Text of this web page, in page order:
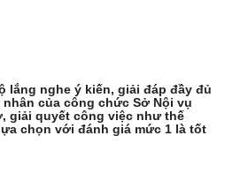
lắng nghe ý kiến, giải đáp đầy đủ
của công chức Sở Nội vụ
giải quyết công việc như thế
chọn với đánh giá mức 1 là tốt